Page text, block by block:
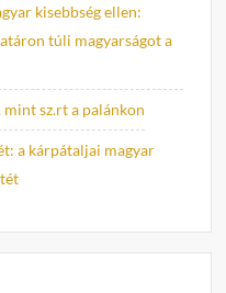
kisebbség ellen:
túli magyarságot a
sz.rt a palánkon
a kárpátaljai magyar